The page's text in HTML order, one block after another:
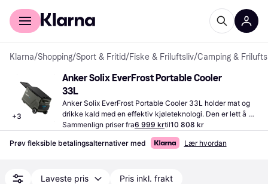
For kunder
Klarna/Shopping/Sport & Fritid/Fiske & Friluftsliv/Camping &
+3
Anker Solix EverFrost Portable Cooler
33L
Anker Solix EverFrost Portable Cooler 33L holder mat og
drikke kald med en effektiv kjøleteknologi. Den er lett å
bære, godt egnet for camping og utendørsaktiviteter.
Sammenlign priser fra6 999 krtil10 808 kr
Prøv fleksible betalingsalternativer med Lær hvordan
Laveste pris Pris inkl. frakt